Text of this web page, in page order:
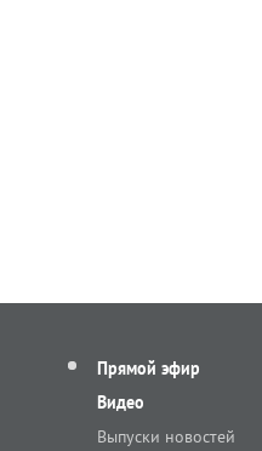
Прямой эфир
Видео
Выпуски новостей